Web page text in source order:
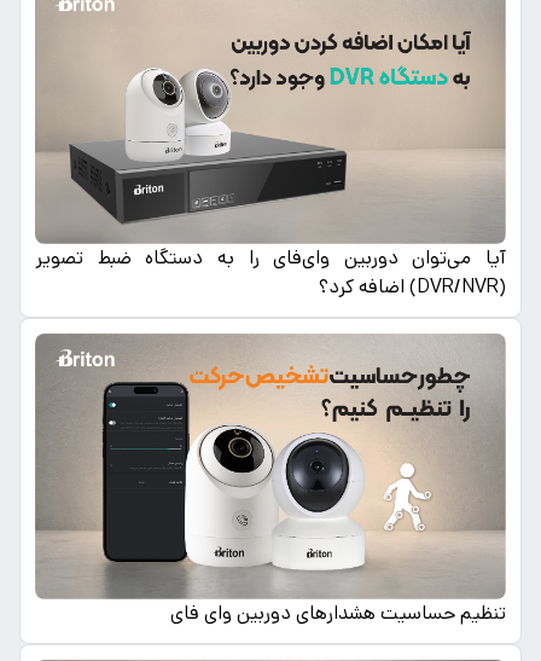
آیا می‌توان دوربین وای‌فای را به دستگاه ضبط تصویر
(DVR/NVR) اضافه کرد؟
تنظیم حساسیت هشدارهای دوربین وای فای